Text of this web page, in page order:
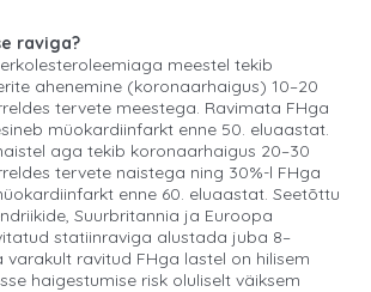
raviga?
meestel tekib
ahenemine (koronaarhaigus) 10–20
tervete meestega. Ravimata FHga
müokardiinfarkt enne 50. eluaastat.
aga tekib koronaarhaigus 20–30
tervete naistega ning 30%-l FHga
enne 60. eluaastat. Seetõttu
Suurbritannia ja Euroopa
statiinraviga alustada juba 8–
varakult ravitud FHga lastel on hilisem
haigestumise risk oluliselt väiksem